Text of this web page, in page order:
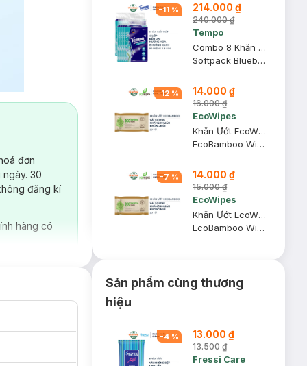
đơn
30
đăng kí
hãng có
-11 % 214.000 ₫
240.000 ₫
Tempo
Combo 8 Khăn Giấy Rút Tempo Hương Hoa Chuông Xanh 4 Lớp 90 Miếng/Gói
Softpack Bluebell
-12 % 14.000 ₫
16.000 ₫
EcoWipes
Khăn Ướt EcoWipes EcoBamboo Vải Sợi Tre Không Mùi Gói 20 Tờ [HSD: 24 Tháng]
EcoBamboo Wipes
-7 % 14.000 ₫
15.000 ₫
EcoWipes
Khăn Ướt EcoWipes EcoBamboo Vải Sợi Tre Không Mùi Gói 20 Tờ [HSD: 36 Tháng]
EcoBamboo Wipes
Sản phẩm cùng thương
hiệu
-4 % 13.000 ₫
13.500 ₫
Fressi Care